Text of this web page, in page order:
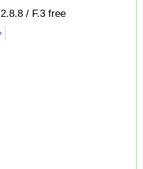
2.8.8 / F.3 free